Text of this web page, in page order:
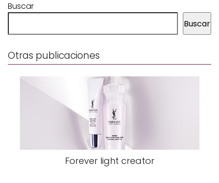
Buscar
Buscar
Otras publicaciones
Forever light creator